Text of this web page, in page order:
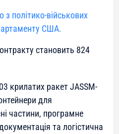
з політико-військових
США.
становить 824
крилатих ракет JASSM-
для
частини, програмне
та логістична